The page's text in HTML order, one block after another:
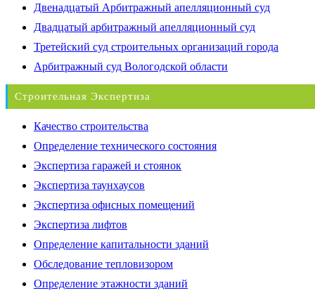
Двенадцатый Арбитражный апелляционный суд
Двадцатый арбитражный апелляционный суд
Третейский суд строительных организаций города
Арбитражный суд Вологодской области
Строительная Экспертиза
Качество строительства
Определение технического состояния
Экспертиза гаражей и стоянок
Экспертиза таунхаусов
Экспертиза офисных помещений
Экспертиза лифтов
Определение капитальности зданий
Обследование тепловизором
Определение этажности зданий